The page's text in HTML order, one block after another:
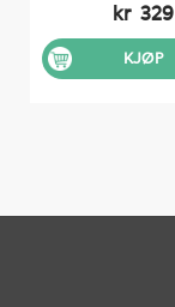
kr 329
KJØP